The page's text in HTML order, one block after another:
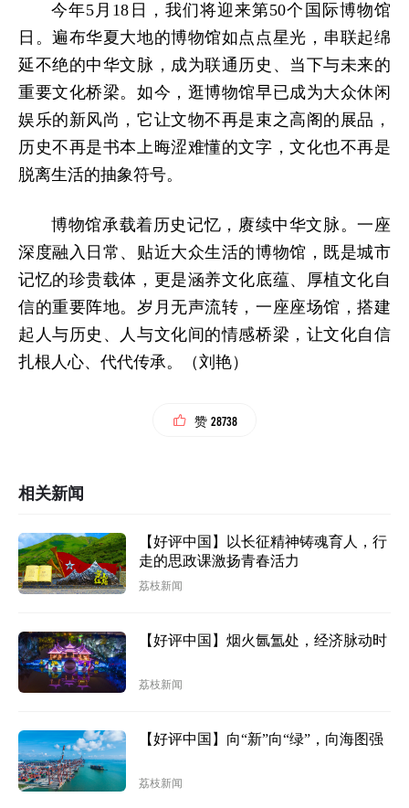
今年5月18日，我们将迎来第50个国际博物馆
日。遍布华夏大地的博物馆如点点星光，串联起绵
延不绝的中华文脉，成为联通历史、当下与未来的
重要文化桥梁。如今，逛博物馆早已成为大众休闲
娱乐的新风尚，它让文物不再是束之高阁的展品，
历史不再是书本上晦涩难懂的文字，文化也不再是
脱离生活的抽象符号。
博物馆承载着历史记忆，赓续中华文脉。一座
深度融入日常、贴近大众生活的博物馆，既是城市
记忆的珍贵载体，更是涵养文化底蕴、厚植文化自
信的重要阵地。岁月无声流转，一座座场馆，搭建
起人与历史、人与文化间的情感桥梁，让文化自信
扎根人心、代代传承。（刘艳）
赞 28738
相关新闻
【好评中国】以长征精神铸魂育人，行
走的思政课激扬青春活力
荔枝新闻
【好评中国】烟火氤氲处，经济脉动时
荔枝新闻
【好评中国】向“新”向“绿”，向海图强
荔枝新闻